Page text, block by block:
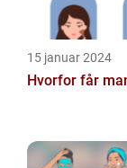
15 januar 2024
Hvorfor får